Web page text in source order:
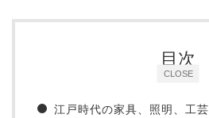
CLOSE
目次
江戸時代の家具、照明、工芸